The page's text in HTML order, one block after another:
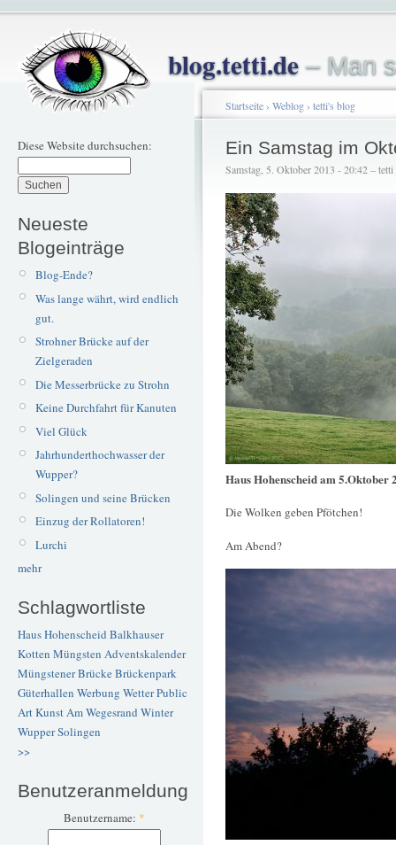
blog.tetti.de– Man
Diese Website durchsuchen:
Neueste
Blogeinträge
Blog-Ende?
Was lange währt, wird endlich
gut.
Strohner Brücke auf der
Zielgeraden
Die Messerbrücke zu Strohn
Keine Durchfahrt für Kanuten
Viel Glück
Jahrhunderthochwasser der
Wupper?
Solingen und seine Brücken
Einzug der Rollatoren!
Lurchi
mehr
Schlagwortliste
Haus Hohenscheid Balkhauser
Kotten Müngsten Adventskalender
Müngstener BrückeBrückenpark
Güterhallen Werbung WetterPublic
ArtKunstAm Wegesrand Winter
WupperSolingen
>>
Benutzeranmeldung
Benutzername: *
Startseite› Weblog› tetti's blog
Ein Samstag im
Samstag, 5. Oktober 2013 - 20:42 – tetti
Haus Hohenscheid am 5.Oktober
Die Wolken geben Pfötchen!
Am Abend?